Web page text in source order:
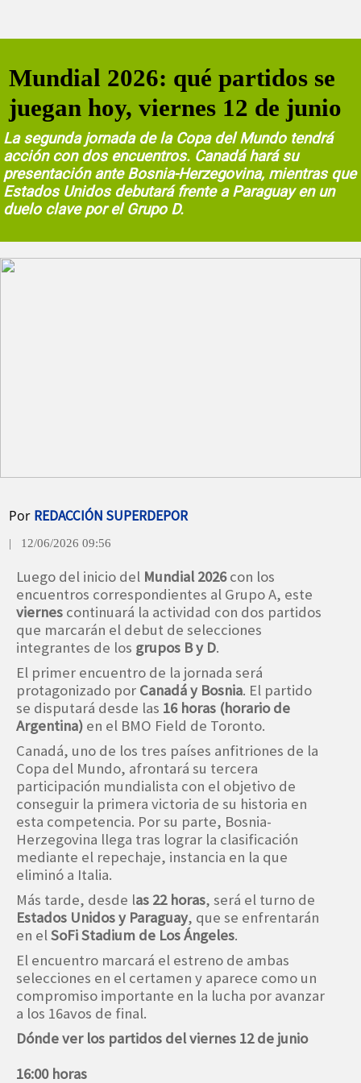
Mundial 2026: qué partidos se
juegan hoy, viernes 12 de junio
La segunda jornada de la Copa del Mundo tendrá
acción con dos encuentros. Canadá hará su
presentación ante Bosnia-Herzegovina, mientras que
Estados Unidos debutará frente a Paraguay en un
duelo clave por el Grupo D.
Por REDACCIÓN SUPERDEPOR
| 12/06/2026 09:56
Luego del inicio del Mundial 2026con los
encuentros correspondientes al Grupo A, este
viernes continuará la actividad con dos partidos
que marcarán el debut de selecciones
integrantes de los grupos B y D.
El primer encuentro de la jornada será
protagonizado por Canadá y Bosnia. El partido
se disputará desde las 16 horas (horario de
Argentina) en el BMO Field de Toronto.
Canadá, uno de los tres países anfitriones de la
Copa del Mundo, afrontará su tercera
participación mundialista con el objetivo de
conseguir la primera victoria de su historia en
esta competencia. Por su parte, Bosnia-
Herzegovina llega tras lograr la clasificación
mediante el repechaje, instancia en la que
eliminó a Italia.
Más tarde, desde las 22 horas, será el turno de
Estados Unidos y Paraguay, que se enfrentarán
en elSoFi Stadium de Los Ángeles.
El encuentro marcará el estreno de ambas
selecciones en el certamen y aparece como un
compromiso importante en la lucha por avanzar
a los 16avos de final.
Dónde ver los partidos del viernes 12 de junio
16:00 horas